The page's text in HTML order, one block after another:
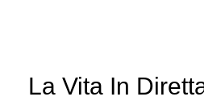
La Vita In